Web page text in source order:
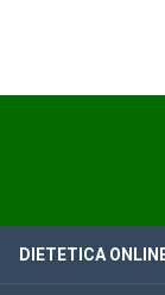
DIETETICA